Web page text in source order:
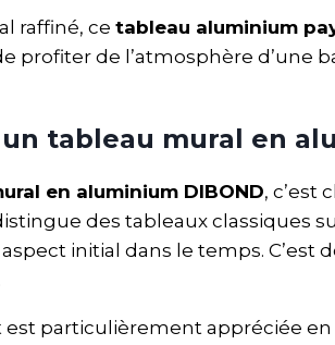
raffiné, ce tableau aluminium
profiter de l’atmosphère d’une
tableau mural en
en aluminium DIBOND, c’est
des tableaux classiques
initial dans le temps. C’est
particulièrement appréciée en